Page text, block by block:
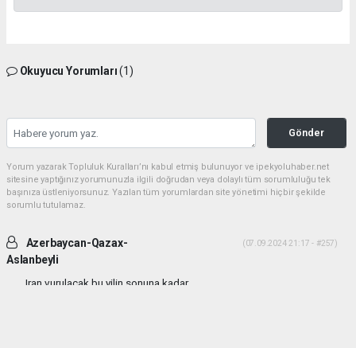
Okuyucu Yorumları(1)
Gönder
Yorum yazarak Topluluk Kuralları’nı kabul etmiş bulunuyor ve ipekyoluhaber.net
sitesine yaptığınız yorumunuzla ilgili doğrudan veya dolaylı tüm sorumluluğu tek
başınıza üstleniyorsunuz. Yazılan tüm yorumlardan site yönetimi hiçbir şekilde
sorumlu tutulamaz.
Azerbaycan-Qazax-
Aslanbeyli
(07.09.2024 21:17 - #257)
Iran vurulacak bu yilin sonuna kadar...